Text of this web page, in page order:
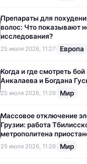
Препараты для
волос: Что показывают
исследования?
25 июля 2026, 11:27 Европа
Когда и где смотреть
Анкалаева и Богдана
25 июля 2026, 11:26 Мир
Массовое отключение
Грузии: работа
метрополитена
25 июля 2026, 11:26 Мир